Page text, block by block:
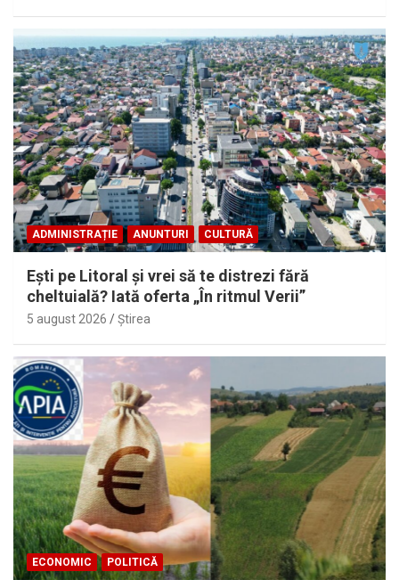
ADMINISTRAȚIE ANUNTURI CULTURĂ
Eşti pe Litoral şi vrei să te distrezi fără
cheltuială? Iată oferta „În ritmul Verii”
5 august 2026 Ştirea
ECONOMIC POLITICĂ